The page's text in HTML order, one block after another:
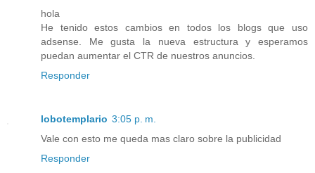
hola
He tenido estos cambios en todos los blogs que uso
adsense. Me gusta la nueva estructura y esperamos
puedan aumentar el CTR de nuestros anuncios.
Responder
lobotemplario 3:05 p. m.
Vale con esto me queda mas claro sobre la publicidad
Responder